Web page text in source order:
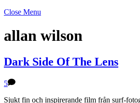
Close Menu
allan wilson
Dark Side Of The Lens
5
Sjukt fin och inspirerande film från surf-